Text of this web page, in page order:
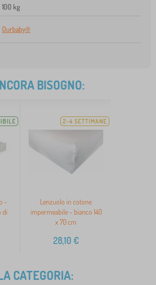
100 kg
Ourbaby®
BISOGNO:
-
di
2-4 SETTIMANE
Lenzuolo in cotone
impermeabile - bianco 140
x 70 cm
28,10 €
CATEGORIA: